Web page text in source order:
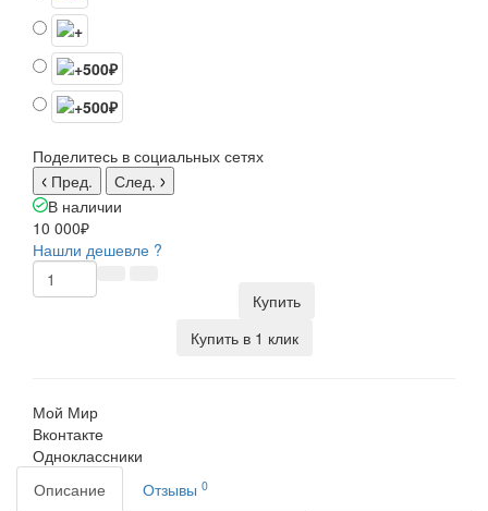
Поделитесь в социальных сетях
Пред.
След.
В наличии
10 000₽
Нашли дешевле ?
Купить
Купить в 1 клик
Мой Мир
Вконтакте
Одноклассники
Описание
Отзывы 0